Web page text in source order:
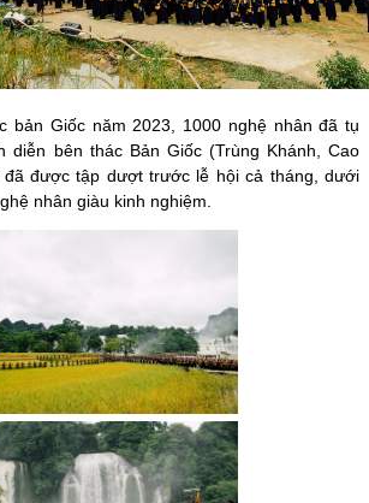
Giốc năm 2023, 1000 nghệ nhân đã tụ
diễn bên thác Bản Giốc (Trùng Khánh, Cao
đã được tập dượt trước lễ hội cả tháng, dưới
nhân giàu kinh nghiệm.